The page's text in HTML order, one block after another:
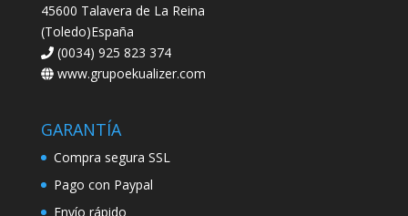
45600 Talavera de La Reina
(Toledo)España
(0034) 925 823 374
www.grupoekualizer.com
GARANTÍA
Compra segura SSL
Pago con Paypal
Envío rápido